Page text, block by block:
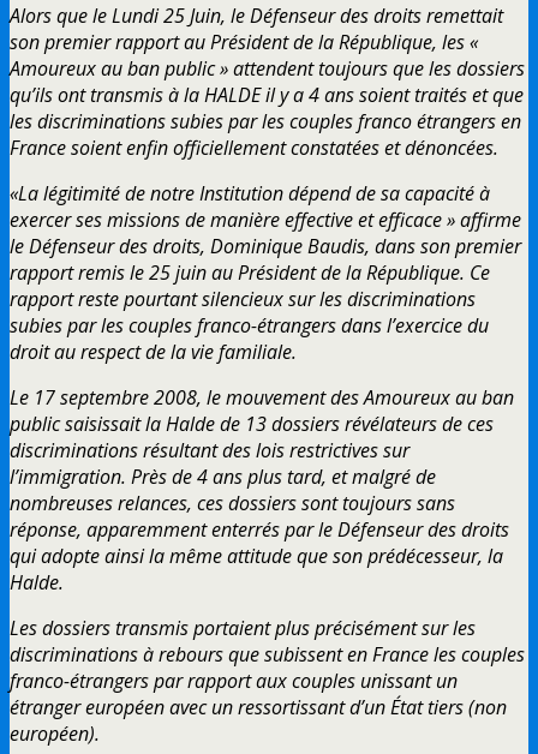
Alors que le Lundi 25 Juin, le Défenseur des droits remettait
son premier rapport au Président de la République, les «
Amoureux au ban public » attendent toujours que les dossiers
qu’ils ont transmis à la HALDE il y a 4 ans soient traités et que
les discriminations subies par les couples franco étrangers en
France soient enfin officiellement constatées et dénoncées.
«La légitimité de notre Institution dépend de sa capacité à
exercer ses missions de manière effective et efficace » affirme
le Défenseur des droits, Dominique Baudis, dans son premier
rapport remis le 25 juin au Président de la République. Ce
rapport reste pourtant silencieux sur les discriminations
subies par les couples franco-étrangers dans l’exercice du
droit au respect de la vie familiale.
Le 17 septembre 2008, le mouvement des Amoureux au ban
public saisissait la Halde de 13 dossiers révélateurs de ces
discriminations résultant des lois restrictives sur
l’immigration. Près de 4 ans plus tard, et malgré de
nombreuses relances, ces dossiers sont toujours sans
réponse, apparemment enterrés par le Défenseur des droits
qui adopte ainsi la même attitude que son prédécesseur, la
Halde.
Les dossiers transmis portaient plus précisément sur les
discriminations à rebours que subissent en France les couples
franco-étrangers par rapport aux couples unissant un
étranger européen avec un ressortissant d’un État tiers (non
européen).